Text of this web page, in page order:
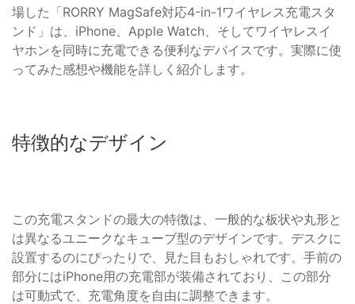
場した「RORRY MagSafe対応4-in-1ワイヤレス充電スタ
ンド」は、iPhone、Apple Watch、そしてワイヤレスイ
ヤホンを同時に充電できる便利なデバイスです。実際に使
ってみた感想や機能を詳しく紹介します。
特徴的なデザイン
この充電スタンドの最大の特徴は、一般的な板状や丸形と
は異なるユニークなキューブ型のデザインです。デスクに
設置するのにぴったりで、見た目もおしゃれです。手前の
部分にはiPhone用の充電部が装備されており、この部分
は可動式で、充電角度を自由に調整できます。